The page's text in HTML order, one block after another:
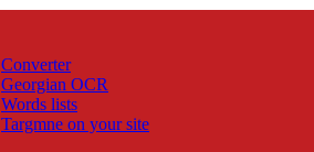
Converter
Georgian OCR
Words lists
Targmne on your site